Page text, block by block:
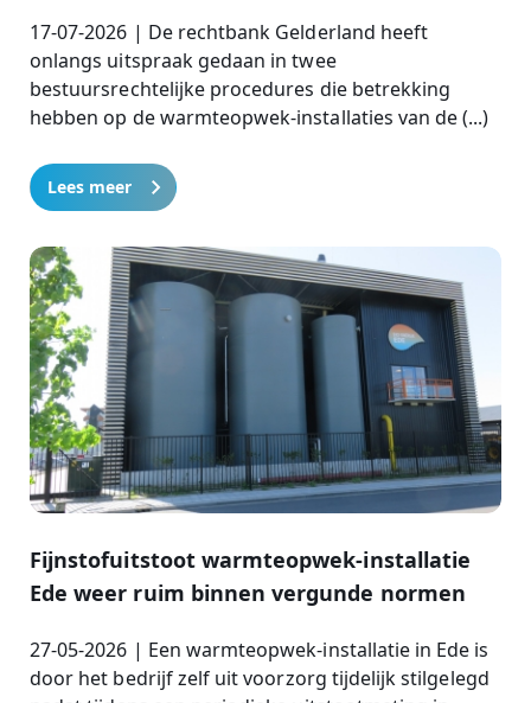
17-07-2026 | De rechtbank Gelderland heeft
onlangs uitspraak gedaan in twee
bestuursrechtelijke procedures die betrekking
hebben op de warmteopwek-installaties van de (...)
Lees meer
Fijnstofuitstoot warmteopwek-installatie
Ede weer ruim binnen vergunde normen
27-05-2026 | Een warmteopwek-installatie in Ede is
door het bedrijf zelf uit voorzorg tijdelijk stilgelegd